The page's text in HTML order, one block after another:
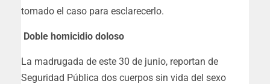
tomado el caso para esclarecerlo.
Doble homicidio doloso
La madrugada de este 30 de junio, reportan de
Seguridad Pública dos cuerpos sin vida del sexo